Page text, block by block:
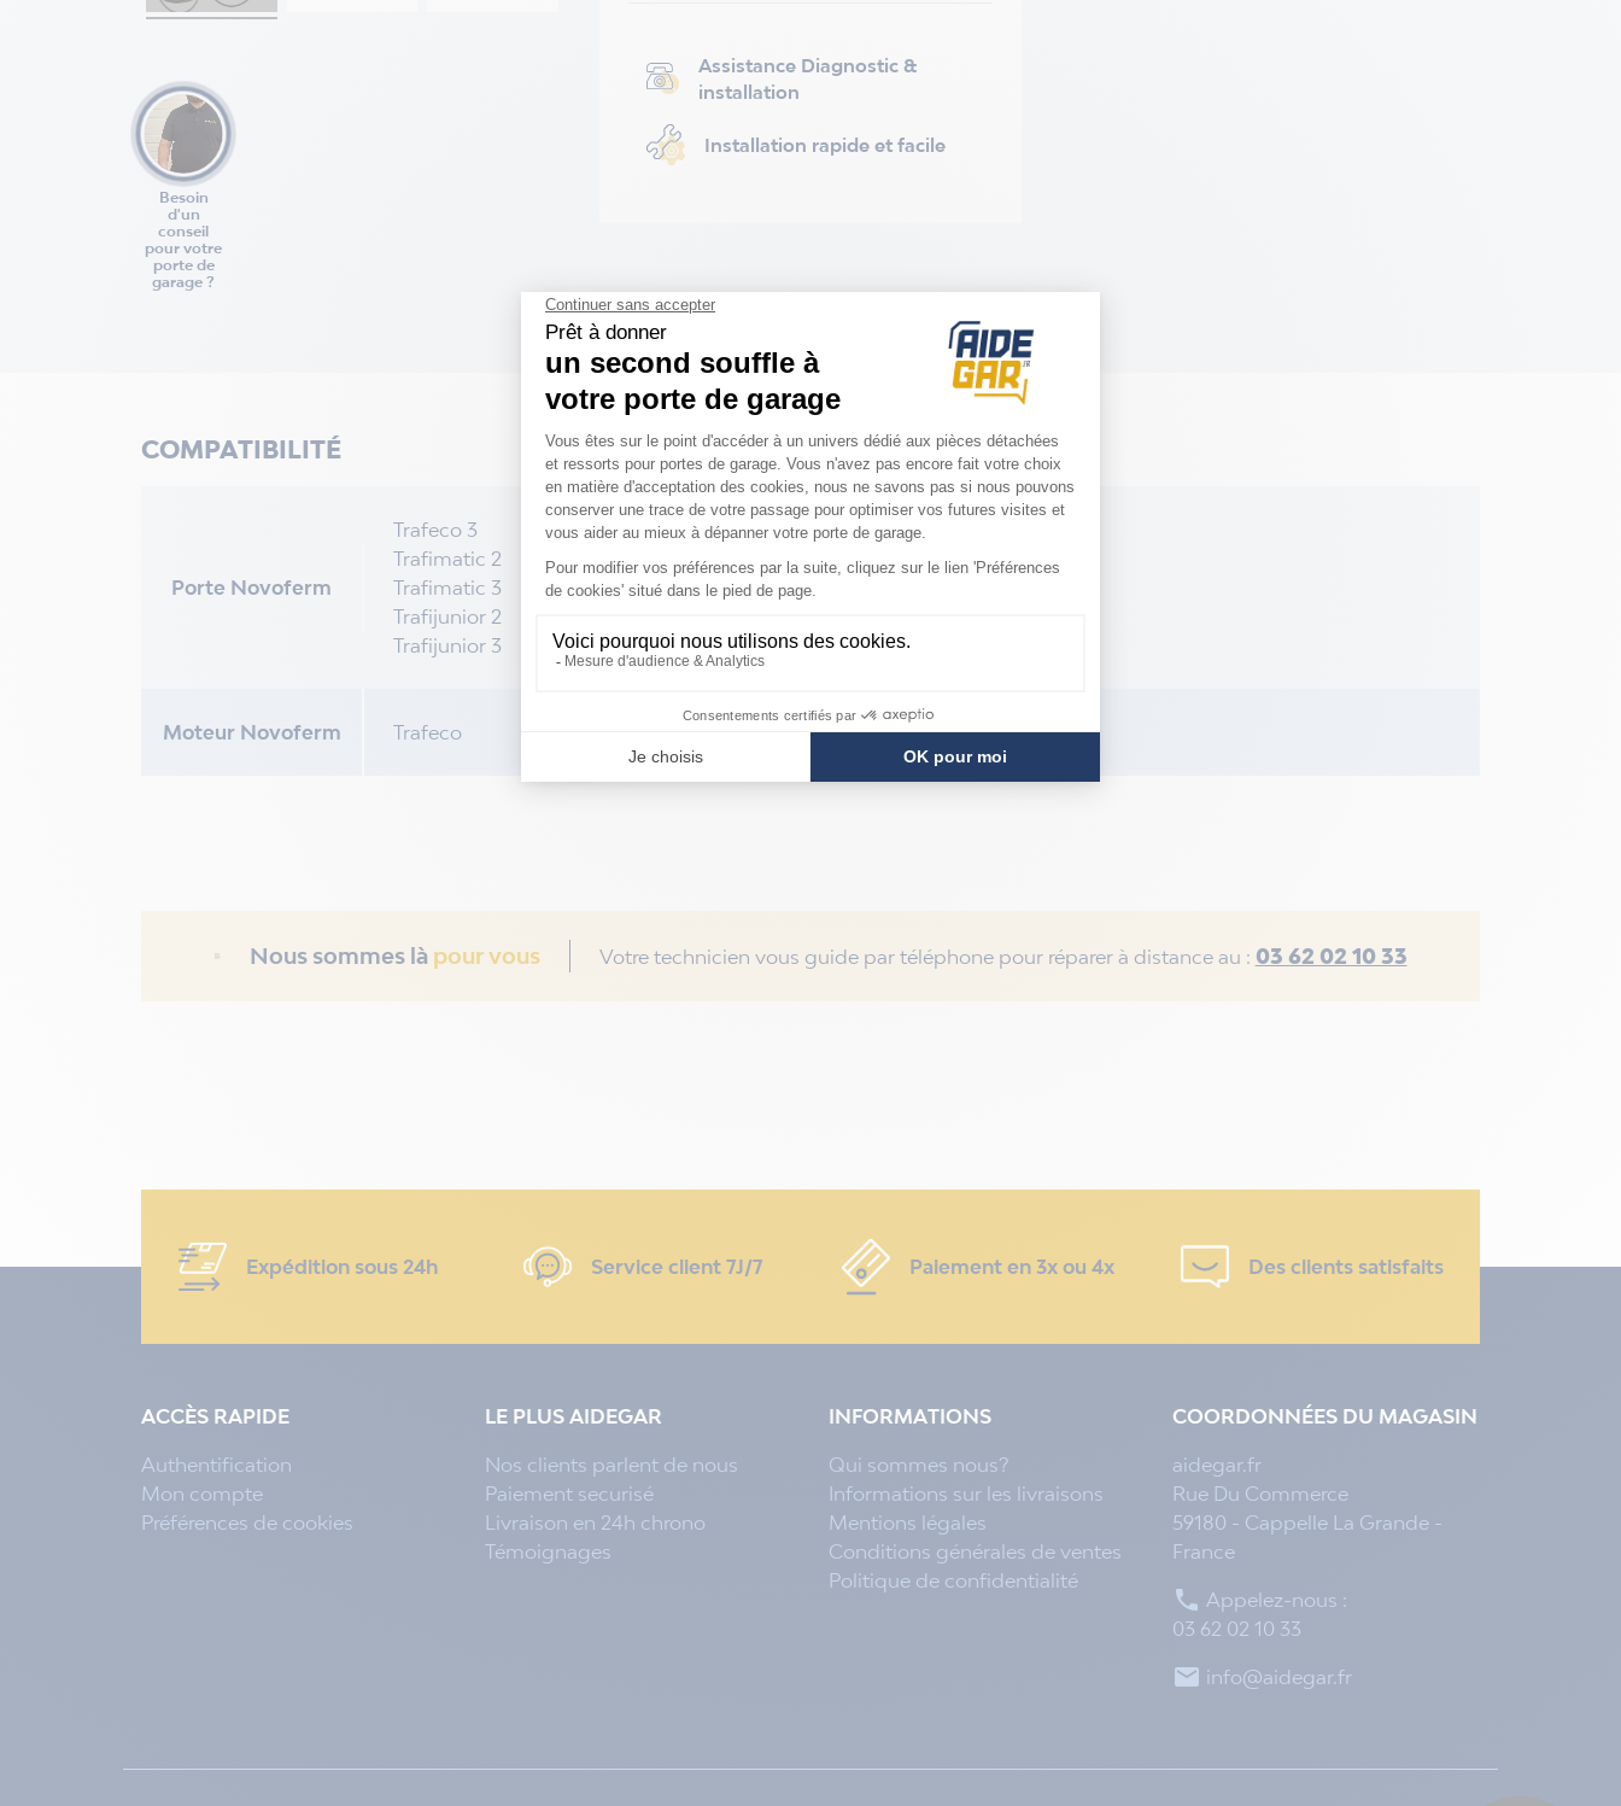
Besoin
d'un
conseil
pour votre
porte de
garage ?
Assistance Diagnostic &
installation
Installation rapide et facile
COMPATIBILITÉ
Porte Novoferm
Trafeco 3
Trafimatic 2
Trafimatic 3
Trafijunior 2
Trafijunior 3
Moteur Novoferm Trafeco
Nous sommes là pour vous Votre technicien vous guide par téléphone pour réparer à distance au : 03 62 02 10 33
Expédition sous 24h Service client 7J/7 Paiement en 3x ou 4x Des clients satisfaits
ACCÈS RAPIDE
Authentification
Mon compte
Préférences de cookies
LE PLUS AIDEGAR
Nos clients parlent de nous
Paiement securisé
Livraison en 24h chrono
Témoignages
INFORMATIONS
Qui sommes nous?
Informations sur les livraisons
Mentions légales
Conditions générales de ventes
Politique de confidentialité
COORDONNÉES DU MAGASIN
aidegar.fr
Rue Du Commerce
59180 - Cappelle La Grande -
France
 Appelez-nous :
03 62 02 10 33
 info@aidegar.fr